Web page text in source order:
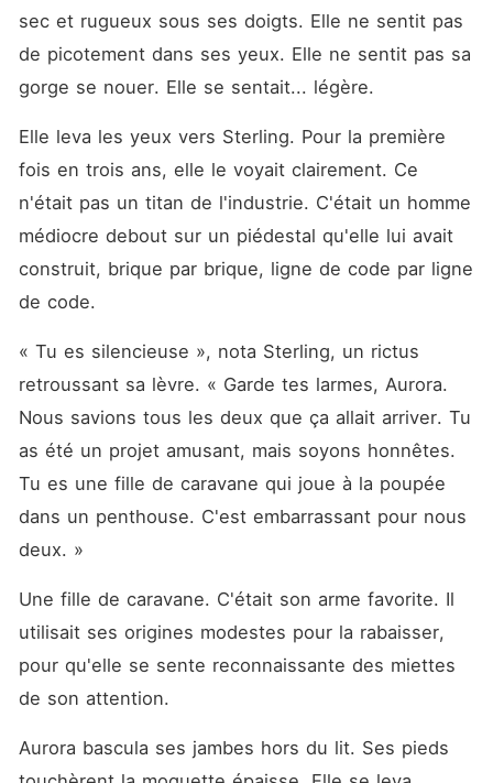
sec et rugueux sous ses doigts. Elle ne sentit pas
de picotement dans ses yeux. Elle ne sentit pas sa
gorge se nouer. Elle se sentait... légère.
Elle leva les yeux vers Sterling. Pour la première
fois en trois ans, elle le voyait clairement. Ce
n'était pas un titan de l'industrie. C'était un homme
médiocre debout sur un piédestal qu'elle lui avait
construit, brique par brique, ligne de code par ligne
de code.
« Tu es silencieuse », nota Sterling, un rictus
retroussant sa lèvre. « Garde tes larmes, Aurora.
Nous savions tous les deux que ça allait arriver. Tu
as été un projet amusant, mais soyons honnêtes.
Tu es une fille de caravane qui joue à la poupée
dans un penthouse. C'est embarrassant pour nous
deux. »
Une fille de caravane. C'était son arme favorite. Il
utilisait ses origines modestes pour la rabaisser,
pour qu'elle se sente reconnaissante des miettes
de son attention.
Aurora bascula ses jambes hors du lit. Ses pieds